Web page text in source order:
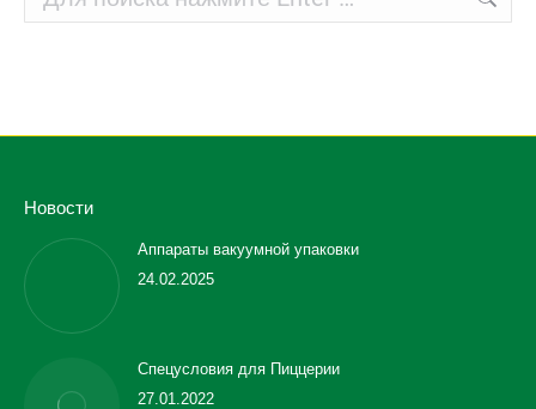
Новости
Аппараты вакуумной упаковки
24.02.2025
Спецусловия для Пиццерии
27.01.2022